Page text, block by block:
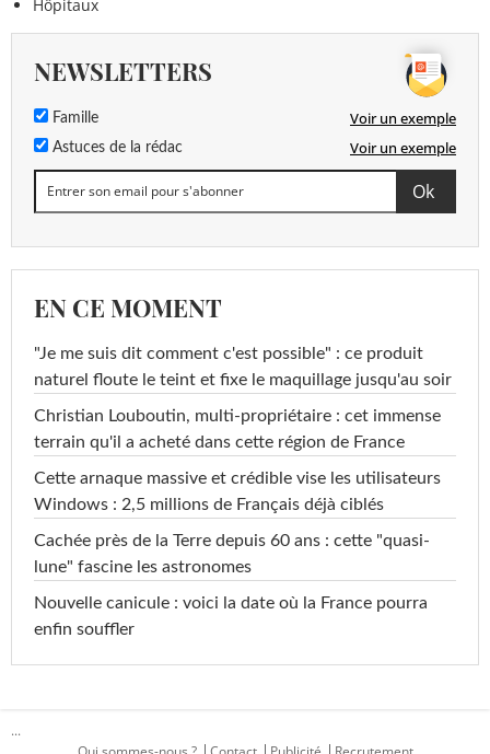
Hôpitaux
NEWSLETTERS
Famille Voir un exemple
Astuces de la rédac Voir un exemple
EN CE MOMENT
"Je me suis dit comment c'est possible" : ce produit
naturel floute le teint et fixe le maquillage jusqu'au soir
Christian Louboutin, multi-propriétaire : cet immense
terrain qu'il a acheté dans cette région de France
Cette arnaque massive et crédible vise les utilisateurs
Windows : 2,5 millions de Français déjà ciblés
Cachée près de la Terre depuis 60 ans : cette "quasi-
lune" fascine les astronomes
Nouvelle canicule : voici la date où la France pourra
enfin souffler
...